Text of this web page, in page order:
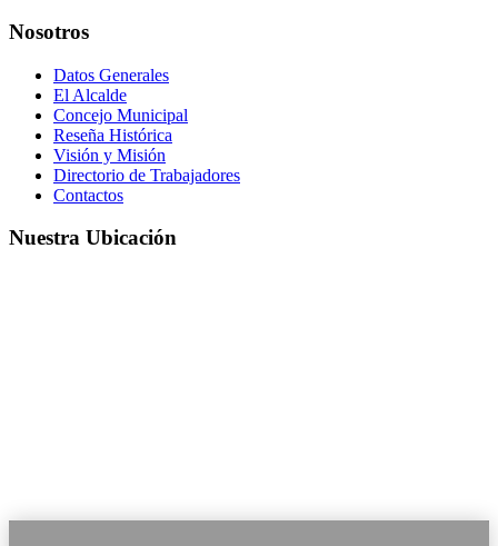
Nosotros
Datos Generales
El Alcalde
Concejo Municipal
Reseña Histórica
Visión y Misión
Directorio de Trabajadores
Contactos
Nuestra Ubicación